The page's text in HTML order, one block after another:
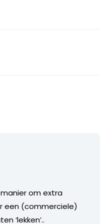
om extra
een (commerciele)
‘lekken’..